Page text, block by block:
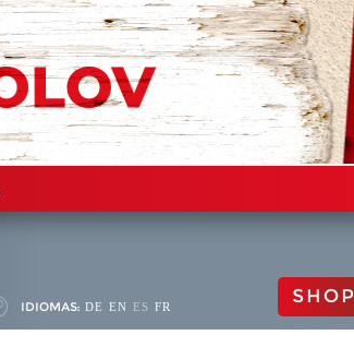
IDIOMAS: DE EN ES FR SHOP